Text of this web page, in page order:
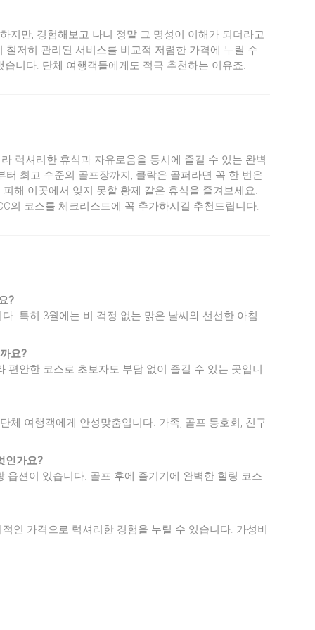
지만, 경험해보고 나니 정말 그 명성이 이해가 되더라고
저히 관리된 서비스를 비교적 저렴한 가격에 누릴 수
습니다. 단체 여행객들에게도 적극 추천하는 이유죠.
럭셔리한 휴식과 자유로움을 동시에 즐길 수 있는 완벽
최고 수준의 골프장까지, 클락은 골퍼라면 꼭 한 번은
해 이곳에서 잊지 못할 황제 같은 휴식을 즐겨보세요.
의 코스를 체크리스트에 꼭 추가하시길 추천드립니다.
?
. 특히 3월에는 비 걱정 없는 맑은 날씨와 선선한 아침
요?
편안한 코스로 초보자도 부담 없이 즐길 수 있는 곳입니
체 여행객에게 안성맞춤입니다. 가족, 골프 동호회, 친구
인가요?
옵션이 있습니다. 골프 후에 즐기기에 완벽한 힐링 코스
인 가격으로 럭셔리한 경험을 누릴 수 있습니다. 가성비